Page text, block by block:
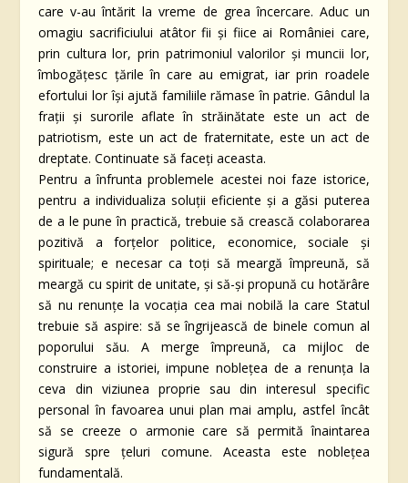
care v-au întărit la vreme de grea încercare. Aduc un
omagiu sacrificiului atâtor fii și fiice ai României care,
prin cultura lor, prin patrimoniul valorilor și muncii lor,
îmbogățesc țările în care au emigrat, iar prin roadele
efortului lor își ajută familiile rămase în patrie. Gândul la
fraţii şi surorile aflate în străinătate este un act de
patriotism, este un act de fraternitate, este un act de
dreptate. Continuate să faceţi aceasta.
Pentru a înfrunta problemele acestei noi faze istorice,
pentru a individualiza soluții eficiente și a găsi puterea
de a le pune în practică, trebuie să crească colaborarea
pozitivă a forțelor politice, economice, sociale și
spirituale; e necesar ca toți să meargă împreună, să
meargă cu spirit de unitate, și să-și propună cu hotărâre
să nu renunțe la vocația cea mai nobilă la care Statul
trebuie să aspire: să se îngrijească de binele comun al
poporului său. A merge împreună, ca mijloc de
construire a istoriei, impune noblețea de a renunța la
ceva din viziunea proprie sau din interesul specific
personal în favoarea unui plan mai amplu, astfel încât
să se creeze o armonie care să permită înaintarea
sigură spre țeluri comune. Aceasta este nobleţea
fundamentală.